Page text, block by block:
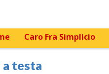
Caro Fra Simplicio
a testa